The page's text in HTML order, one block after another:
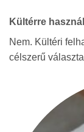
Kültérre
Nem. Kültéri
célszerű